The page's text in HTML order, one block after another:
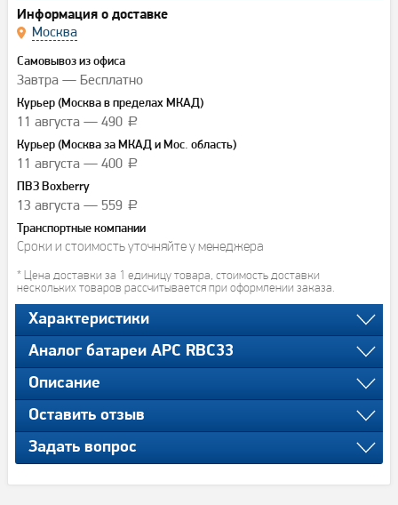
Информация о доставке
Москва
Самовывоз из офиса
Завтра — Бесплатно
Курьер (Москва в пределах МКАД)
11 августа — 490 a
Курьер (Москва за МКАД и Мос. область)
11 августа — 400 a
ПВЗ Boxberry
13 августа — 559 a
Транспортные компании
Сроки и стоимость уточняйте у менеджера
* Цена доставки за 1 единицу товара, стоимость доставки
нескольких товаров рассчитывается при оформлении заказа.
Характеристики
Аналог батареи APC RBC33
Описание
Оставить отзыв
Задать вопрос